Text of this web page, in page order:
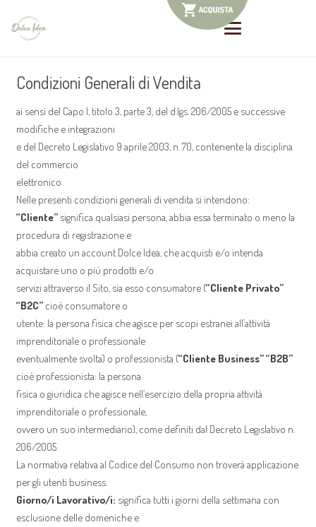
Condizioni Generali di Vendita
ai sensi del Capo I, titolo 3, parte 3, del d.lgs. 206/2005 e successive
modifiche e integrazioni
e del Decreto Legislativo 9 aprile 2003, n. 70, contenente la disciplina
del commercio
elettronico
Nelle presenti condizioni generali di vendita si intendono:
“Cliente”significa qualsiasi persona, abbia essa terminato o meno la
procedura di registrazione e
abbia creato un account Dolce Idea, che acquisti e/o intenda
acquistare uno o più prodotti e/o
servizi attraverso il Sito, sia esso consumatore (“Cliente Privato”
“B2C”cioè consumatore o
utente: la persona fisica che agisce per scopi estranei all’attività
imprenditoriale o professionale
eventualmente svolta) o professionista (“Cliente Business” “B2B”
cioè professionista: la persona
fisica o giuridica che agisce nell’esercizio della propria attività
imprenditoriale o professionale,
ovvero un suo intermediario), come definiti dal Decreto Legislativo n.
206/2005.
La normativa relativa al Codice del Consumo non troverà applicazione
per gli utenti business.
Giorno/i Lavorativo/i: significa tutti i giorni della settimana con
esclusione delle domeniche e